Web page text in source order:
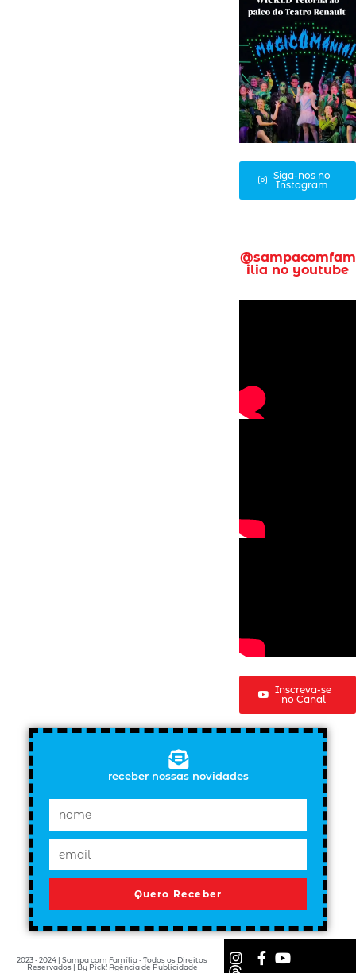
Siga-nos no
Instagram
@sampacomfam
ilia no youtube
Inscreva-se
no Canal
receber nossas novidades
Quero Receber
2023 - 2024 | Sampa com Família - Todos os Direitos
Reservados | By Pick! Agência de Publicidade